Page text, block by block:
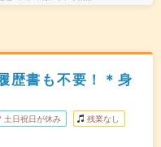
書も不要！＊身
土日祝日が休み 残業なし